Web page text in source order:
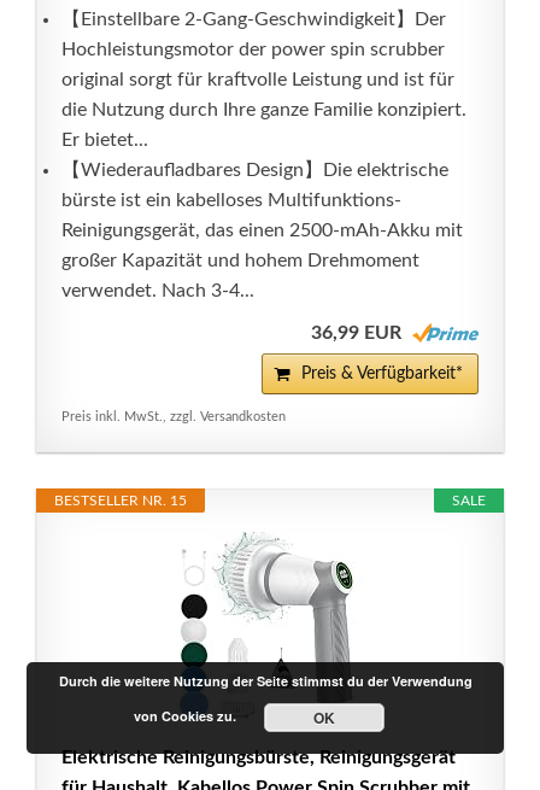
【Einstellbare 2-Gang-Geschwindigkeit】Der
Hochleistungsmotor der power spin scrubber
original sorgt für kraftvolle Leistung und ist für
die Nutzung durch Ihre ganze Familie konzipiert.
Er bietet...
【Wiederaufladbares Design】Die elektrische
bürste ist ein kabelloses Multifunktions-
Reinigungsgerät, das einen 2500-mAh-Akku mit
großer Kapazität und hohem Drehmoment
verwendet. Nach 3-4...
36,99 EUR
Preis & Verfügbarkeit*
Preis inkl. MwSt., zzgl. Versandkosten
SALE
BESTSELLER NR. 15
Elektrische Reinigungsbürste, Reinigungsgerät
Durch die weitere Nutzung der Seite stimmst du der Verwendung
von Cookies zu.
OK